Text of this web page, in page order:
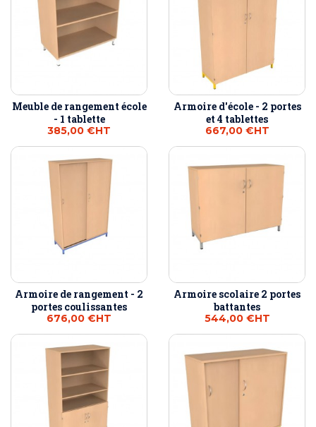
Meuble de rangement école
- 1 tablette
385,00 €HT
Armoire d'école - 2 portes
et 4 tablettes
667,00 €HT
Armoire de rangement - 2
portes coulissantes
676,00 €HT
Armoire scolaire 2 portes
battantes
544,00 €HT